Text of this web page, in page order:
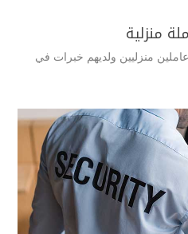
منزلية
منزليين ولديهم خبرات في